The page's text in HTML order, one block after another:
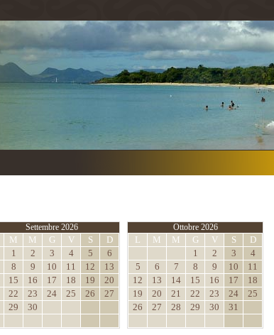
Settembre 2026
M M G V S
D
1
2 3 4 5
6
8 9 10 11 12
13
15 16 17 18 19
20
22 23 24 25 26
27
29 30
Ottobre 2026
L M M G V S
D
1
2 3
4
5
6 7 8 9 10
11
12
13 14 15 16 17
18
19
20 21 22 23 24
25
26
27 28 29 30 31